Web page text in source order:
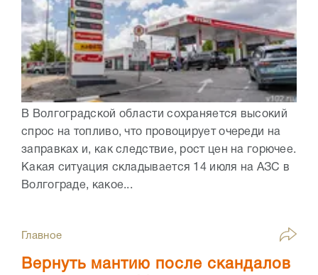
В Волгоградской области сохраняется высокий
спрос на топливо, что провоцирует очереди на
заправках и, как следствие, рост цен на горючее.
Какая ситуация складывается 14 июля на АЗС в
Волгограде, какое...
Главное
Вернуть мантию после скандалов